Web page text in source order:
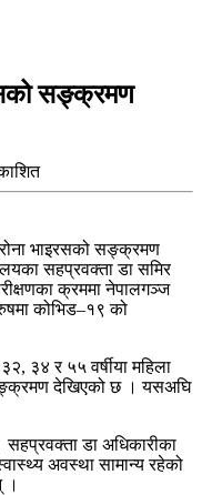
सङ्क्रमण
भाइरसको सङ्क्रमण
सहप्रवक्ता डा समिर
क्रममा नेपालगञ्ज
कोभिड–१९ को
३४ र ५५ वर्षीया महिला
देखिएको छ । यसअघि
डा अधिकारीका
अवस्था सामान्य रहेको
।